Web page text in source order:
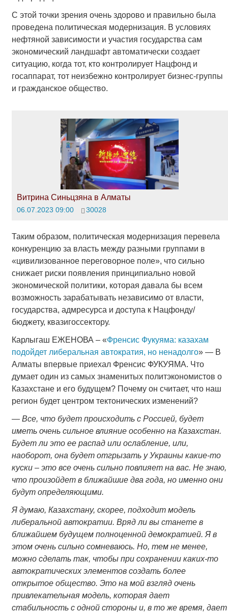
С этой точки зрения очень здорово и правильно была
проведена политическая модернизация. В условиях
нефтяной зависимости и участия государства сам
экономический ландшафт автоматически создает
ситуацию, когда тот, кто контролирует Нацфонд и
госаппарат, тот неизбежно контролирует бизнес-группы
и гражданское общество.
Витрина Синьцзяна в Алматы
06.07.2023 09:00 30028
Таким образом, политическая модернизация перевела
конкуренцию за власть между разными группами в
«цивилизованное переговорное поле», что сильно
снижает риски появления принципиально новой
экономической политики, которая давала бы всем
возможность зарабатывать независимо от власти,
государства, адмресурса и доступа к Нацфонду/
бюджету, квазигоссектору.
Карлыгаш ЕЖЕНОВА – «Френсис Фукуяма: казахам
подойдет либеральная автократия, но ненадолго» — В
Алматы впервые приехал Френсис ФУКУЯМА. Что
думает один из самых знаменитых политэкономистов о
Казахстане и его будущем? Почему он считает, что наш
регион будет центром тектонических изменений?
— Все, что будет происходить с Россией, будет
иметь очень сильное влияние особенно на Казахстан.
Будет ли это ее распад или ослабление, или,
наоборот, она будет отгрызать у Украины какие-то
куски – это все очень сильно повлияет на вас. Не знаю,
что произойдет в ближайшие два года, но именно они
будут определяющими.
Я думаю, Казахстану, скорее, подходит модель
либеральной автократии. Вряд ли вы станете в
ближайшем будущем полноценной демократией. Я в
этом очень сильно сомневаюсь. Но, тем не менее,
можно сделать так, чтобы при сохранении каких-то
автократических элементов создать более
открытое общество. Это на мой взгляд очень
привлекательная модель, которая дает
стабильность с одной стороны и, в то же время, дает